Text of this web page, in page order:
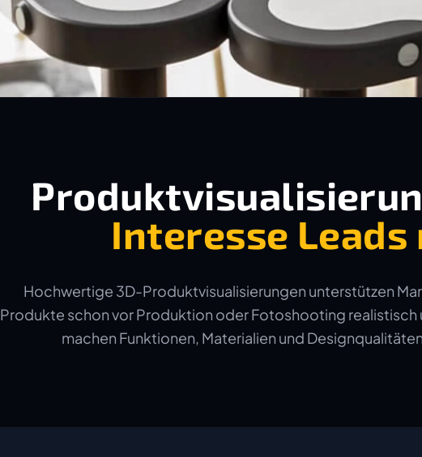
Interesse Leads
Hochwertige 3D-Produktvisualisierungen unterstützen
Produkte schon vor Produktion oder Fotoshooting realistisch
machen Funktionen, Materialien und